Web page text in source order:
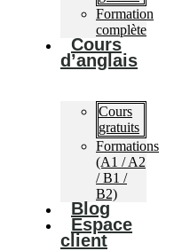
Formation
complète
Cours
d’anglais
Cours
gratuits
Formations
(A1 / A2
/ B1 /
B2)
Blog
Espace
client